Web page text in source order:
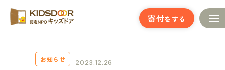
寄付をする
お知らせ 2023.12.26